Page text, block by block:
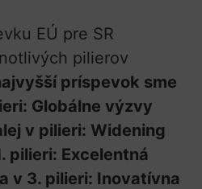
EÚ pre SR
pilierov
príspevok sme
Globálne výzvy
v pilieri: Widening
pilieri: Excelentná
v 3. pilieri: Inovatívna